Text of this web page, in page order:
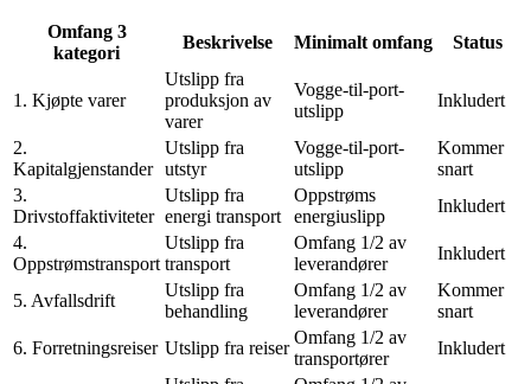
Omfang 3
kategori
Beskrivelse Minimalt omfang Status
1. Kjøpte varer
Utslipp fra
produksjon av
varer
Vogge-til-port-
utslipp
Inkludert
2.
Kapitalgjenstander
Utslipp fra
utstyr
Vogge-til-port-
utslipp
Kommer
snart
3.
Drivstoffaktiviteter
Utslipp fra
energi transport
Oppstrøms
energiuslipp
Inkludert
4.
Oppstrømstransport
Utslipp fra
transport
Omfang 1/2 av
leverandører
Inkludert
5. Avfallsdrift
Utslipp fra
behandling
Omfang 1/2 av
leverandører
Kommer
snart
6. Forretningsreiser Utslipp fra reiser
Omfang 1/2 av
transportører
Inkludert